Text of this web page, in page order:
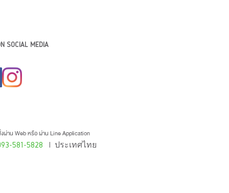
SOCIAL MEDIA
าน Web หรือ ผ่าน Line Application
581-5828 l ประเทศไทย